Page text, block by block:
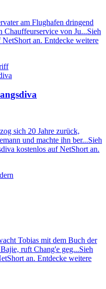
am Flughafen dringend
Chauffeurservice von Ju...Sieh
an. Entdecke weitere
sich 20 Jahre zurück,
und machte ihn ber...Sieh
kostenlos auf NetShort an.
Tobias mit dem Buch der
ruft Chang'e geg...Sieh
an. Entdecke weitere